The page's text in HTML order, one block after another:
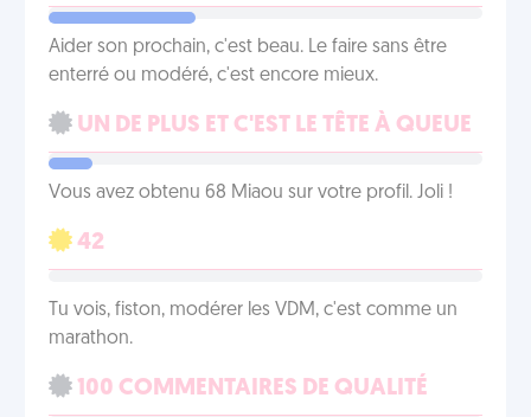
Aider son prochain, c'est beau. Le faire sans être
enterré ou modéré, c'est encore mieux.
UN DE PLUS ET C'EST LE TÊTE À QUEUE
Vous avez obtenu 68 Miaou sur votre profil. Joli !
42
Tu vois, fiston, modérer les VDM, c'est comme un
marathon.
100 COMMENTAIRES DE QUALITÉ